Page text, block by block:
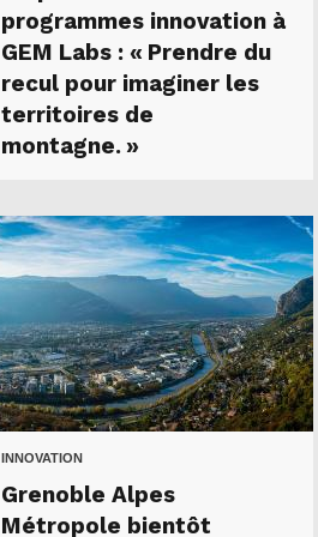
programmes innovation à
GEM Labs : « Prendre du
recul pour imaginer les
territoires de
montagne. »
INNOVATION
Grenoble Alpes
Métropole bientôt